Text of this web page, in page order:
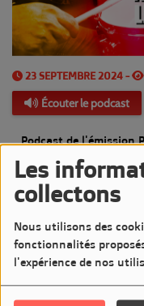
Les
collectons
Nous utilisons des
fonctionnalités
l'expérience de nos
23 SEPTEMBRE 2024 -
Écouter le podcast
Podcast de l'émission
Diffusée le Lundi 23
Commentaires(0)
Connectez-